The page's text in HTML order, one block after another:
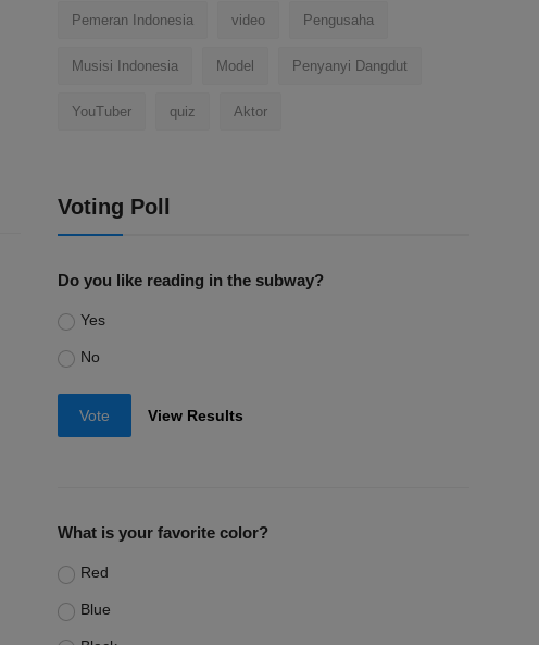
Pemeran Indonesia video Pengusaha
Musisi Indonesia Model Penyanyi Dangdut
YouTuber quiz Aktor
Voting Poll
Do you like reading in the subway?
Yes
No
Vote View Results
What is your favorite color?
Red
Blue